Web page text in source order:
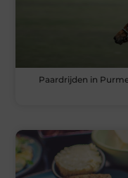
Paardrijden in